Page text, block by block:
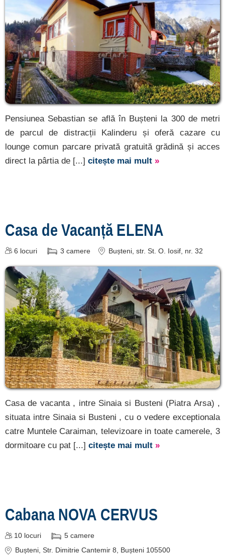
Pensiunea Sebastian se află în Bușteni la 300 de metri
de parcul de distracții Kalinderu și oferă cazare cu
lounge comun parcare privată gratuită grădină și acces
direct la pârtia de [...] citește mai mult »
Casa de Vacanță ELENA
6 locuri 3 camere Bușteni , str. St. O. Iosif, nr. 32
Casa de vacanta , intre Sinaia si Busteni (Piatra Arsa) ,
situata intre Sinaia si Busteni , cu o vedere exceptionala
catre Muntele Caraiman, televizoare in toate camerele, 3
dormitoare cu pat [...] citește mai mult »
Cabana NOVA CERVUS
10 locuri 5 camere
Bușteni, Str. Dimitrie Cantemir 8, Bușteni 105500